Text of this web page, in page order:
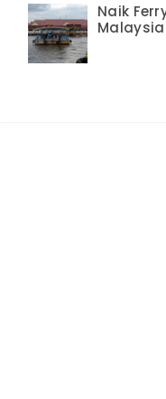
Naik
Malaysia